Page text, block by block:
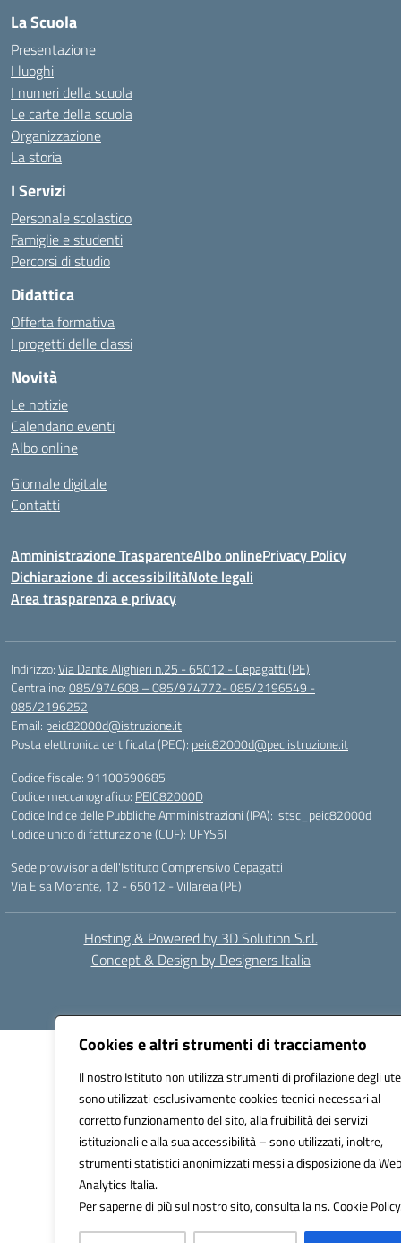
Cookies e altri strumenti di tracciamento
Il nostro Istituto non utilizza strumenti di profilazione degli
sono utilizzati esclusivamente cookies tecnici necessari al
corretto funzionamento del sito, alla fruibilità dei servizi
istituzionali e alla sua accessibilità – sono utilizzati, inoltre,
strumenti statistici anonimizzati messi a disposizione da Web
Analytics Italia.
Per saperne di più sul nostro sito, consulta la ns. Cookie
La Scuola
Presentazione
I luoghi
I numeri della scuola
Le carte della scuola
Organizzazione
La storia
I Servizi
Personale scolastico
Famiglie e studenti
Percorsi di studio
Didattica
Offerta formativa
I progetti delle classi
Novità
Le notizie
Calendario eventi
Albo online
Giornale digitale
Contatti
Amministrazione TrasparenteAlbo onlinePrivacy Policy
Dichiarazione di accessibilitàNote legali
Area trasparenza e privacy
Indirizzo:Via Dante Alighieri n.25 - 65012 - Cepagatti (PE)
Centralino:085/974608 – 085/974772- 085/2196549 -
085/2196252
Email: peic82000d@istruzione.it
Posta elettronica certificata (PEC): peic82000d@pec.istruzione.it
Codice fiscale: 91100590685
Codice meccanografico: PEIC82000D
Codice Indice delle Pubbliche Amministrazioni (IPA): istsc_peic82000d
Codice unico di fatturazione (CUF): UFYS5I
Sede provvisoria dell'Istituto Comprensivo Cepagatti
Via Elsa Morante, 12 - 65012 - Villareia (PE)
Hosting & Powered by 3D Solution S.r.l.
Concept & Design by Designers Italia